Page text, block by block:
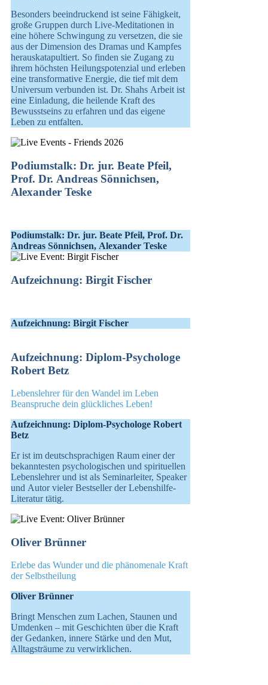
Besonders beeindruckend ist seine Fähigkeit,
große Gruppen durch Live-Meditationen in
eine höhere Schwingung zu versetzen, die sie
aus der Dimension des Dramas und Kampfes
herauskatapultiert. So finden sie Zugang zu
ihrem höchsten Heilungspotenzial und erleben
eine transformative Energie, die tief mit dem
Universum verbunden ist. Dr. Shahs Arbeit ist
eine Einladung, die heilende Kraft des
Bewusstseins zu erfahren und das eigene
Leben zu entfalten.
Podiumstalk: Dr. jur. Beate Pfeil,
Prof. Dr. Andreas Sönnichsen,
Alexander Teske
Podiumstalk: Dr. jur. Beate Pfeil, Prof. Dr.
Andreas Sönnichsen, Alexander Teske
Aufzeichnung: Birgit Fischer
Aufzeichnung: Birgit Fischer
Aufzeichnung: Diplom-Psychologe
Robert Betz
Lebenslehrer für den Wandel im Leben
Beanspruche dein glückliches Leben!
Aufzeichnung: Diplom-Psychologe Robert
Betz
Er ist im deutschsprachigen Raum einer der
bekanntesten psychologischen und spirituellen
Lebenslehrer und ist als Seminarleiter, Speaker
und Autor vieler Bestseller der Lebenshilfe-
Literatur tätig.
Oliver Brünner
Erlebe das Wunder und die phänomenale Kraft
der Selbstheilung
Oliver Brünner
Bringt Menschen zum Lachen, Staunen und
Umdenken – mit Geschichten über die Kraft
der Gedanken, innere Stärke und den Mut,
Alltagsträume zu verwirklichen.